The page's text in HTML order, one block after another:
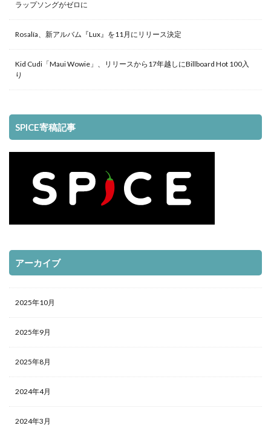
ラップソングがゼロに
Rosalía、新アルバム『Lux』を11月にリリース決定
Kid Cudi「Maui Wowie」、リリースから17年越しにBillboard Hot 100入
り
SPICE寄稿記事
アーカイブ
2025年10月
2025年9月
2025年8月
2024年4月
2024年3月